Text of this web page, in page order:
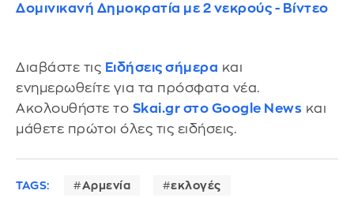
Δομινικανή Δημοκρατία με 2 νεκρούς - Βίντεο
Διαβάστε τις Ειδήσεις σήμερα και
ενημερωθείτε για τα πρόσφατα νέα.
Ακολουθήστε το Skai.gr στο Google News και
μάθετε πρώτοι όλες τις ειδήσεις.
TAGS: Αρμενία εκλογές